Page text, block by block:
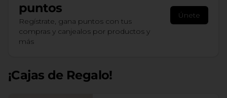
puntos
Regístrate, gana puntos con tus
compras y canjealos por productos y
más
Únete
¡Cajas de Regalo!